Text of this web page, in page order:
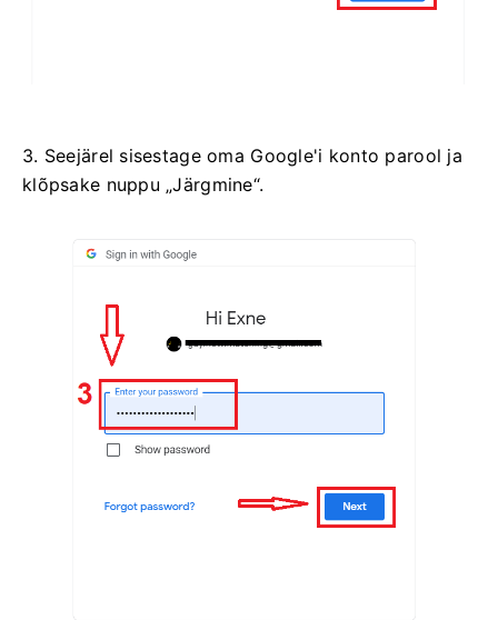
3. Seejärel sisestage oma Google'i konto parool ja
klõpsake nuppu „Järgmine“.